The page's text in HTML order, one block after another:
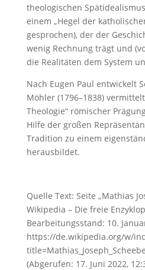
theologischen
einem „Hegel der
gesprochen), der der
wenig Rechnung trägt und
die Realitäten dem System
Nach Eugen Paul entwickelt
Möhler (1796–1838)
Theologie“ römischer
Hilfe der großen
Tradition zu einem
herausbildet.
Quelle Text: Seite „Mathias
Wikipedia – Die freie
Bearbeitungsstand: 10.
https://de.wikipedia.org/w/
(Abgerufen: 17. Juni 2022,